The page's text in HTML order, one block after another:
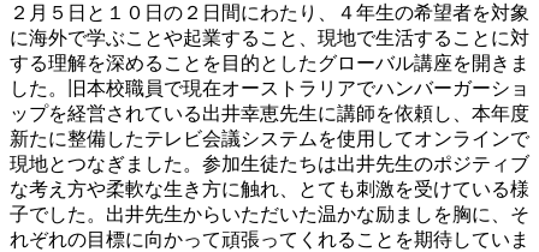
２月５日と１０日の２日間にわたり、４年生の希望者を対象
に海外で学ぶことや起業すること、現地で生活することに対
する理解を深めることを目的としたグローバル講座を開きま
した。旧本校職員で現在オーストラリアでハンバーガーショ
ップを経営されている出井幸恵先生に講師を依頼し、本年度
新たに整備したテレビ会議システムを使用してオンラインで
現地とつなぎました。参加生徒たちは出井先生のポジティブ
な考え方や柔軟な生き方に触れ、とても刺激を受けている様
子でした。出井先生からいただいた温かな励ましを胸に、そ
れぞれの目標に向かって頑張ってくれることを期待していま